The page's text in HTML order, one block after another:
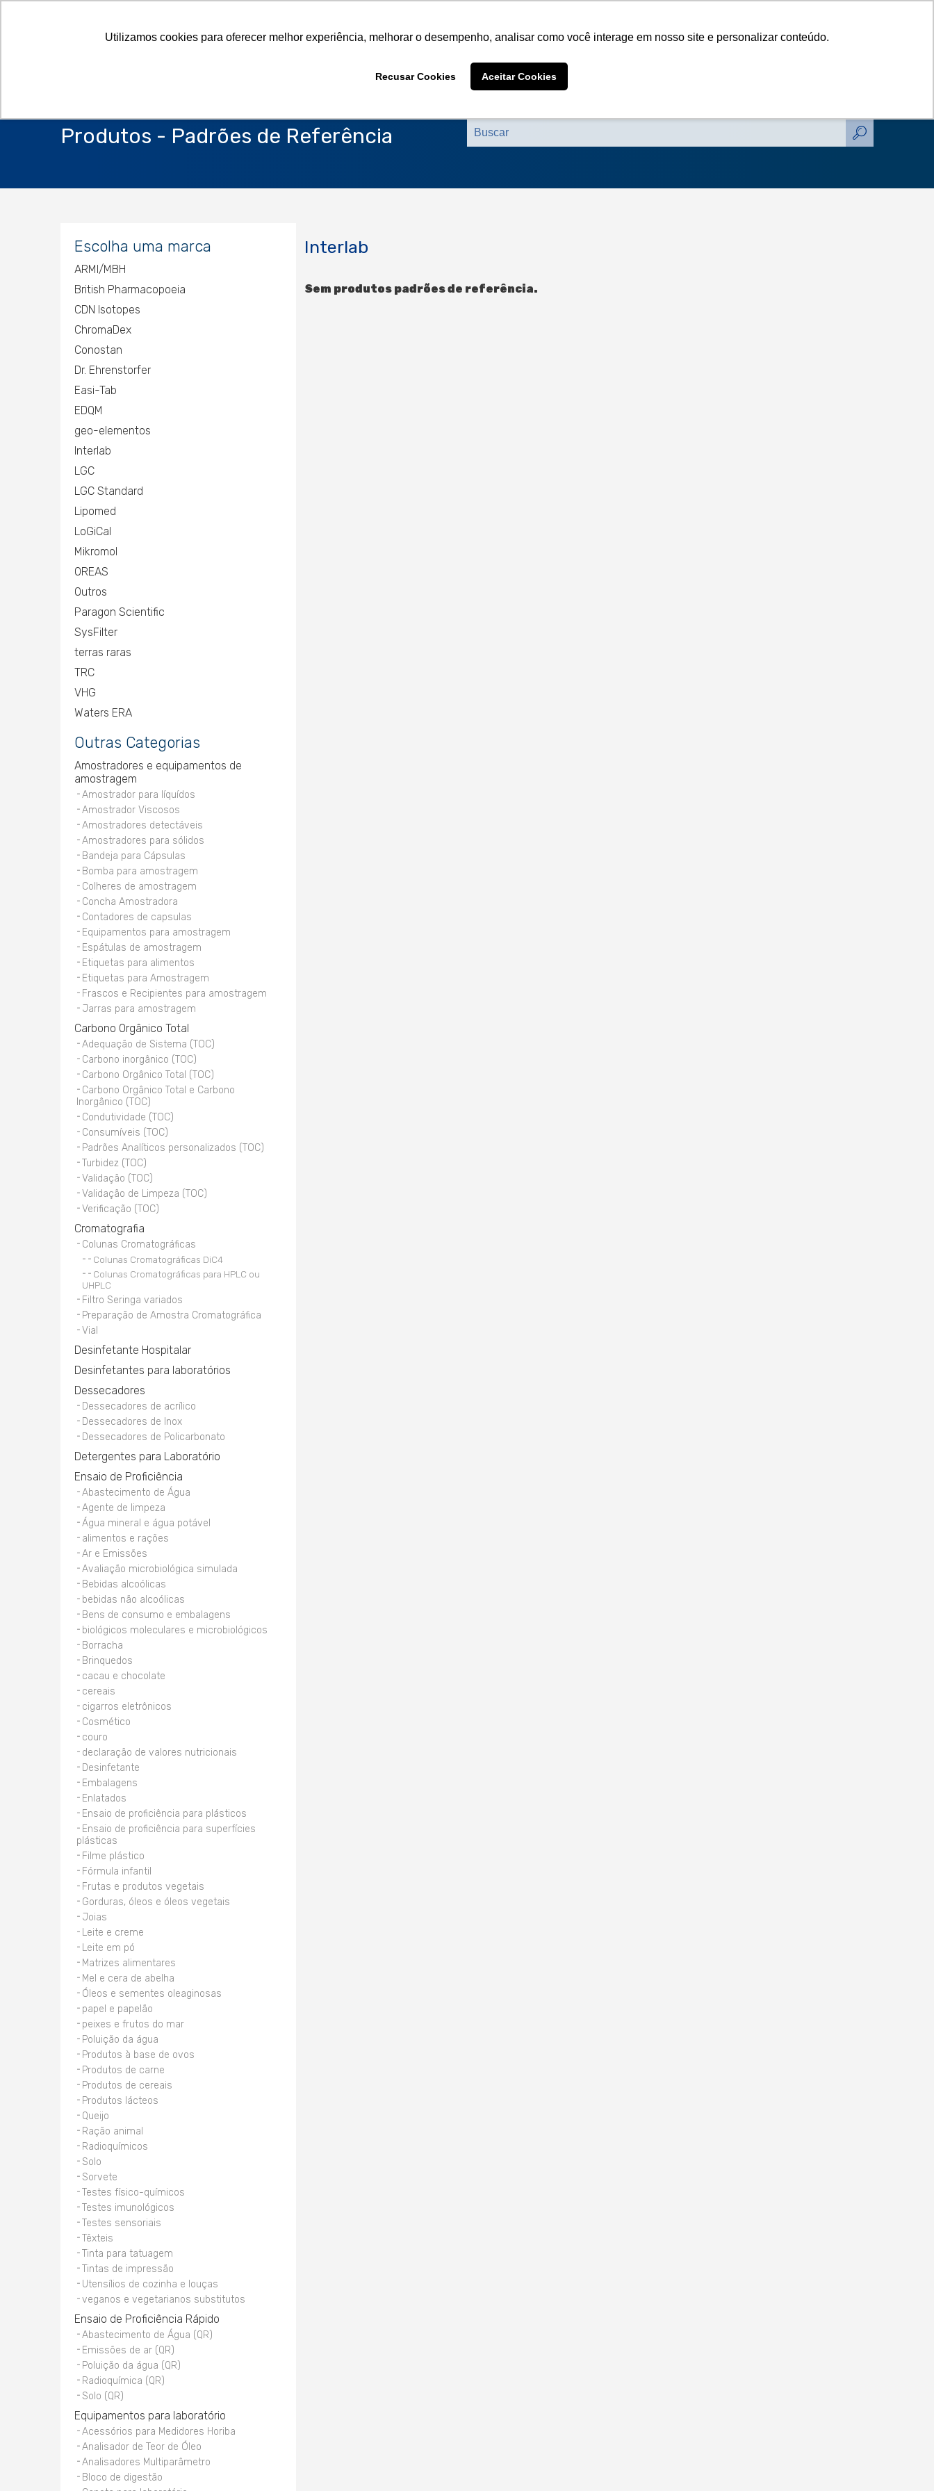
Utilizamos cookies para oferecer melhor experiência, melhorar o desempenho, analisar como você interage em nosso site e personalizar conteúdo.
Recusar Cookies Aceitar Cookies
Sobre a CMS
Produtos Marcas Representadas Catálogos Contato Blog
Produtos - Padrões de Referência
Interlab
Sem produtos padrões de referência.
Escolha uma marca
ARMI/MBH
British Pharmacopoeia
CDN Isotopes
ChromaDex
Conostan
Dr. Ehrenstorfer
Easi-Tab
EDQM
geo-elementos
Interlab
LGC
LGC Standard
Lipomed
LoGiCal
Mikromol
OREAS
Outros
Paragon Scientific
SysFilter
terras raras
TRC
VHG
Waters ERA
Outras Categorias
Amostradores e equipamentos de
amostragem
Amostrador para líquídos
Amostrador Viscosos
Amostradores detectáveis
Amostradores para sólidos
Bandeja para Cápsulas
Bomba para amostragem
Colheres de amostragem
Concha Amostradora
Contadores de capsulas
Equipamentos para amostragem
Espátulas de amostragem
Etiquetas para alimentos
Etiquetas para Amostragem
Frascos e Recipientes para amostragem
Jarras para amostragem
Carbono Orgânico Total
Adequação de Sistema (TOC)
Carbono inorgânico (TOC)
Carbono Orgânico Total (TOC)
Carbono Orgânico Total e Carbono
Inorgânico (TOC)
Condutividade (TOC)
Consumíveis (TOC)
Padrões Analíticos personalizados (TOC)
Turbidez (TOC)
Validação (TOC)
Validação de Limpeza (TOC)
Verificação (TOC)
Cromatografia
Colunas Cromatográficas
Colunas Cromatográficas DiC4
Colunas Cromatográficas para HPLC ou
UHPLC
Filtro Seringa variados
Preparação de Amostra Cromatográfica
Vial
Desinfetante Hospitalar
Desinfetantes para laboratórios
Dessecadores
Dessecadores de acrílico
Dessecadores de Inox
Dessecadores de Policarbonato
Detergentes para Laboratório
Ensaio de Proficiência
Abastecimento de Água
Agente de limpeza
Água mineral e água potável
alimentos e rações
Ar e Emissões
Avaliação microbiológica simulada
Bebidas alcoólicas
bebidas não alcoólicas
Bens de consumo e embalagens
biológicos moleculares e microbiológicos
Borracha
Brinquedos
cacau e chocolate
cereais
cigarros eletrônicos
Cosmético
couro
declaração de valores nutricionais
Desinfetante
Embalagens
Enlatados
Ensaio de proficiência para plásticos
Ensaio de proficiência para superfícies
plásticas
Filme plástico
Fórmula infantil
Frutas e produtos vegetais
Gorduras, óleos e óleos vegetais
Joias
Leite e creme
Leite em pó
Matrizes alimentares
Mel e cera de abelha
Óleos e sementes oleaginosas
papel e papelão
peixes e frutos do mar
Poluição da água
Produtos à base de ovos
Produtos de carne
Produtos de cereais
Produtos lácteos
Queijo
Ração animal
Radioquímicos
Solo
Sorvete
Testes físico-químicos
Testes imunológicos
Testes sensoriais
Têxteis
Tinta para tatuagem
Tintas de impressão
Utensílios de cozinha e louças
veganos e vegetarianos substitutos
Ensaio de Proficiência Rápido
Abastecimento de Água (QR)
Emissões de ar (QR)
Poluição da água (QR)
Radioquímica (QR)
Solo (QR)
Equipamentos para laboratório
Acessórios para Medidores Horiba
Analisador de Teor de Óleo
Analisadores Multiparâmetro
Bloco de digestão